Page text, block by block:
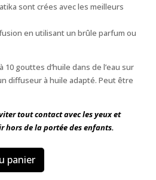
sont crées avec les meilleurs
en utilisant un brûle parfum ou
10 gouttes d’huile dans de l’eau sur
diffuseur à huile adapté. Peut être
tout contact avec les yeux et
hors de la portée des enfants.
panier